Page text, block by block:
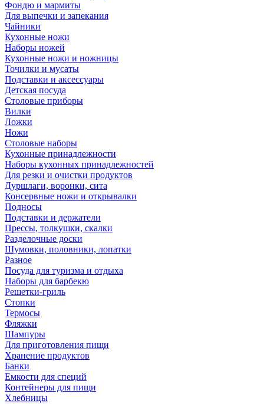
Фондю и мармиты
Для выпечки и запекания
Чайники
Кухонные ножи
Наборы ножей
Кухонные ножи и ножницы
Точилки и мусаты
Подставки и аксессуары
Детская посуда
Столовые приборы
Вилки
Ложки
Ножи
Столовые наборы
Кухонные принадлежности
Наборы кухонных принадлежностей
Для резки и очистки продуктов
Дуршлаги, воронки, сита
Консервные ножи и открывалки
Подносы
Подставки и держатели
Прессы, толкушки, скалки
Разделочные доски
Шумовки, половники, лопатки
Разное
Посуда для туризма и отдыха
Наборы для барбекю
Решетки-гриль
Стопки
Термосы
Фляжки
Шампуры
Для приготовления пищи
Хранение продуктов
Банки
Емкости для специй
Контейнеры для пищи
Хлебницы